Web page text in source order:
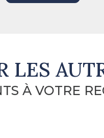
LES
À VOTRE